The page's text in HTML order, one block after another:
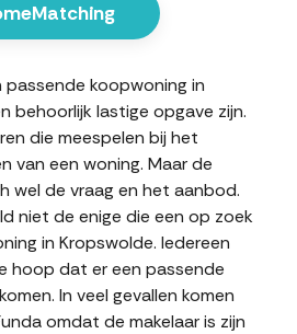
passende koopwoning in
behoorlijk lastige opgave zijn.
die meespelen bij het
van een woning. Maar de
wel de vraag en het aanbod.
niet de enige die een op zoek
in Kropswolde. Iedereen
hoop dat er een passende
In veel gevallen komen
omdat de makelaar is zijn